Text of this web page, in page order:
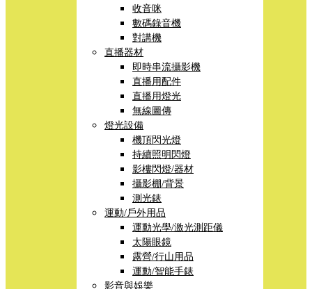
收音咪
數碼錄音機
對講機
直播器材
即時串流攝影機
直播用配件
直播用燈光
無線圖傳
燈光設備
機頂閃光燈
持續照明閃燈
影樓閃燈/器材
攝影棚/背景
測光錶
運動/戶外用品
運動光學/激光測距儀
太陽眼鏡
露營/行山用品
運動/智能手錶
影音與娛樂